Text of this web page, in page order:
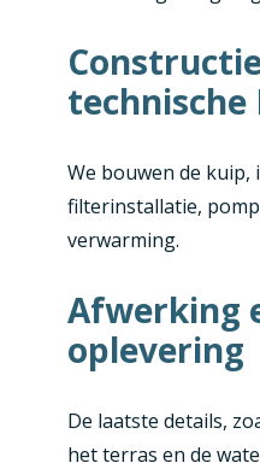
We bouwen de kuip,
filterinstallatie,
verwarming.
Afwerking
oplevering
De laatste details,
het terras en de